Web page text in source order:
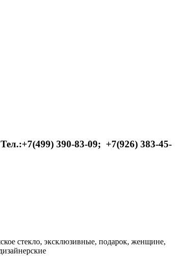
Тел.:+7(499) 390-83-09; +7(926) 383-45-
стекло, эксклюзивные, подарок, женщине,